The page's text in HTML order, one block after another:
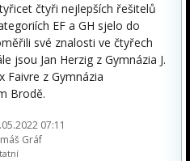
čtyři nejlepších řešitelů
EF a GH sjelo do
své znalosti ve čtyřech
jsou Jan Herzig z Gymnázia J.
Faivre z Gymnázia
Brodě.
07:11
Gráf